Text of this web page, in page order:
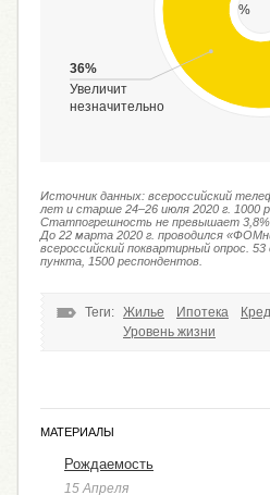
%
36%
Увеличит
незначительно
Источник данных: всероссийский
лет и старше 24–26 июля 2020 г. 1000
Статпогрешность не превышает 3,8%.
До 22 марта 2020 г. проводился
всероссийский поквартирный опрос.
пункта, 1500 респондентов.
Теги: Жилье Ипотека
Уровень жизни
МАТЕРИАЛЫ
Рождаемость
15 Апреля